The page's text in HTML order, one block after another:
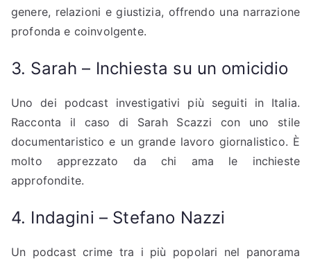
genere, relazioni e giustizia, offrendo una narrazione
profonda e coinvolgente.
3. Sarah – Inchiesta su un omicidio
Uno dei podcast investigativi più seguiti in Italia.
Racconta il caso di Sarah Scazzi con uno stile
documentaristico e un grande lavoro giornalistico. È
molto apprezzato da chi ama le inchieste
approfondite.
4. Indagini – Stefano Nazzi
Un podcast crime tra i più popolari nel panorama